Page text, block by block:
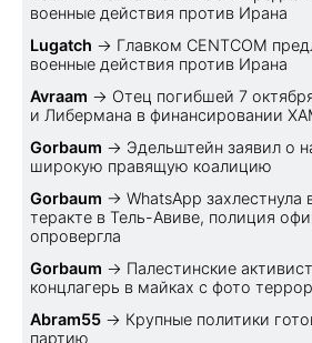
военные действия против Ирана
Lugatch → Главком CENTCOM
военные действия против Ирана
Avraam → Отец погибшей 7
и Либермана в финансировании
Gorbaum → Эдельштейн заявил о
широкую правящую коалицию
Gorbaum → WhatsApp захлестнула
теракте в Тель-Авиве, полиция
опровергла
Gorbaum → Палестинские
концлагерь в майках с фото
Abram55 → Крупные политики
партию